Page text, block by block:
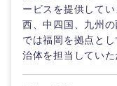
ービスを提供して
西、中四国、九州
では福岡を拠点と
治体を担当してい